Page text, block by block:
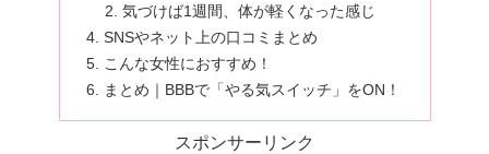
気づけば1週間、体が軽くなった感じ
SNSやネット上の口コミまとめ
こんな女性におすすめ！
まとめ｜BBBで「やる気スイッチ」をON！
スポンサーリンク